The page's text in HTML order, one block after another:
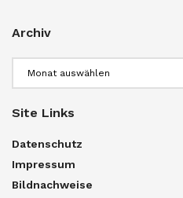
Archiv
Site Links
Datenschutz
Impressum
Bildnachweise